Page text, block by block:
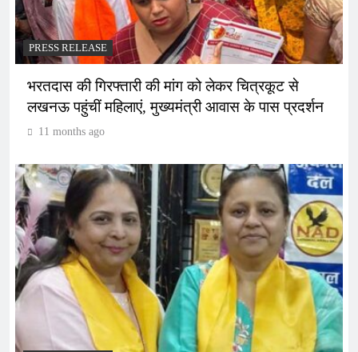
PRESS RELEASE
भरतदास की गिरफ्तारी की मांग को लेकर चित्रकूट से
लखनऊ पहुंचीं महिलाएं, मुख्यमंत्री आवास के पास प्रदर्शन
11 months ago